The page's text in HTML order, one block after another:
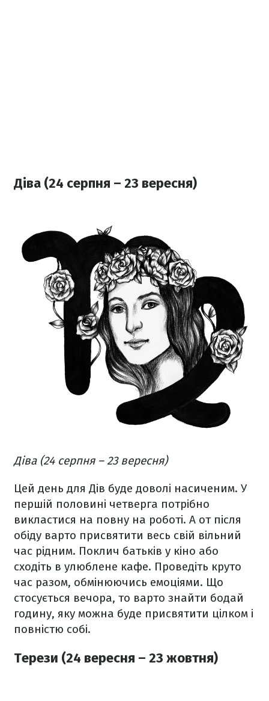
Діва (24 серпня – 23 вересня)
Діва (24 серпня – 23 вересня)
Цей день для Дів буде доволі насиченим. У
першій половині четверга потрібно
викластися на повну на роботі. А от після
обіду варто присвятити весь свій вільний
час рідним. Поклич батьків у кіно або
сходіть в улюблене кафе. Проведіть круто
час разом, обмінюючись емоціями. Що
стосується вечора, то варто знайти бодай
годину, яку можна буде присвятити цілком і
повністю собі.
Терези (24 вересня – 23 жовтня)